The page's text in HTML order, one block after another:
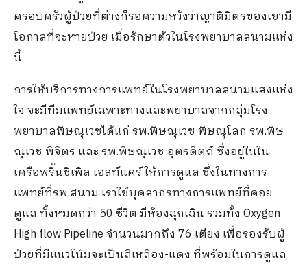
ครอบครัวผู้ป่วยที่ต่างก็รอความหวังว่าญาติมิตรของเขามี
โอกาสที่จะหายป่วย เมื่อรักษาตัวในโรงพยาบาลสนามแห่ง
นี้
การให้บริการทางการแพทย์ในโรงพยาบาลสนามแสงแห่ง
ใจ จะมีทีมแพทย์เฉพาะทางและพยาบาลจากกลุ่มโรง
พยาบาลพิษณุเวชได้แก่ รพ.พิษณุเวช พิษณุโลก รพ.พิษ
ณุเวช พิจิตร และ รพ.พิษณุเวช อุตรดิตถ์ ซึ่งอยู่ในใน
เครือพริ้นซิเพิล เฮลท์แคร์ ให้การดูแล ซึ่งในทางการ
แพทย์ที่รพ.สนาม เราใช้บุคลากรทางการแพทย์ที่คอย
ดูแล ทั้งหมดกว่า 50 ชีวิต มีห้องฉุกเฉิน รวมทั้ง Oxygen
High flow Pipeline จำนวนมากถึง 76 เตียง เพื่อรองรับผู้
ป่วยที่มีแนวโน้มจะเป็นสีเหลือง-แดง ที่พร้อมในการดูแล